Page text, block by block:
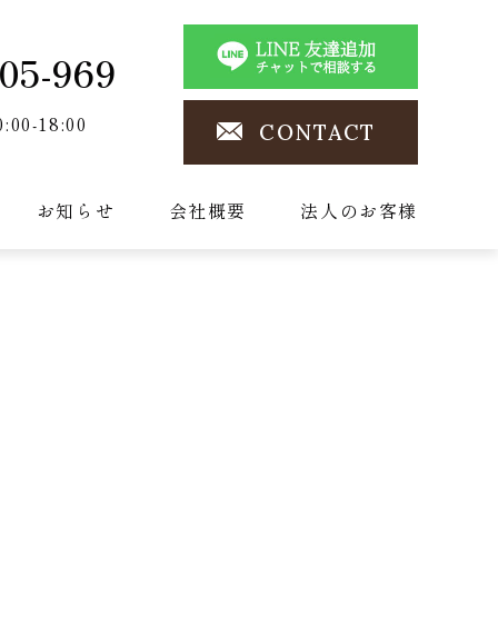
969
18:00 CONTACT
お知らせ 会社概要 法人のお客様